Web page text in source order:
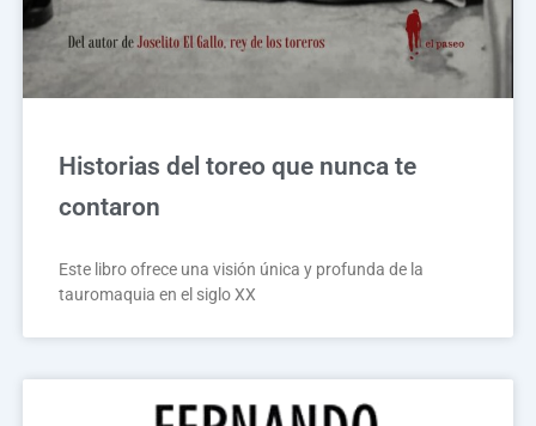
Historias del toreo que nunca te
contaron
Este libro ofrece una visión única y profunda de la
tauromaquia en el siglo XX